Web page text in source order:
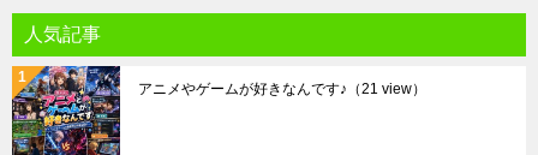
人気記事
アニメやゲームが好きなんです♪ （21 view）